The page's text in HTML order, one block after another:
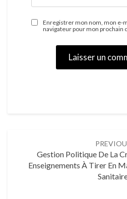
Enregistrer mon nom, mon e-
navigateur pour mon prochain
Gestion Politique De La
Enseignements À Tirer En